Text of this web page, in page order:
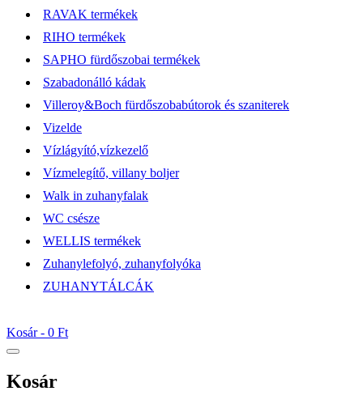
RAVAK termékek
RIHO termékek
SAPHO fürdőszobai termékek
Szabadonálló kádak
Villeroy&Boch fürdőszobabútorok és szaniterek
Vizelde
Vízlágyító,vízkezelő
Vízmelegítő, villany boljer
Walk in zuhanyfalak
WC csésze
WELLIS termékek
Zuhanylefolyó, zuhanyfolyóka
ZUHANYTÁLCÁK
Kosár - 0 Ft
Kosár